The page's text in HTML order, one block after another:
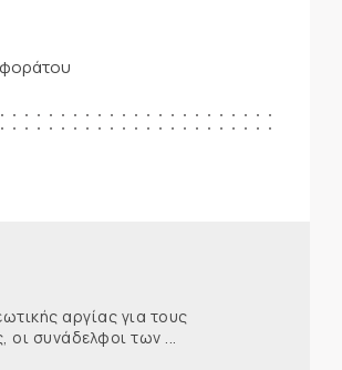
αργίας για τους
συνάδελφοι των ...